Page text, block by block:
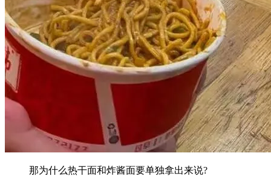
那为什么热干面和炸酱面要单独拿出来说?